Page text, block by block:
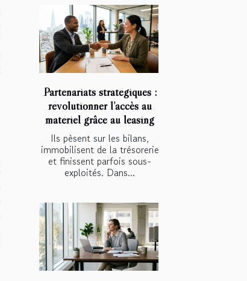
Partenariats stratégiques :
révolutionner l’accès au
matériel grâce au leasing
Ils pèsent sur les bilans,
immobilisent de la trésorerie
et finissent parfois sous-
exploités. Dans...